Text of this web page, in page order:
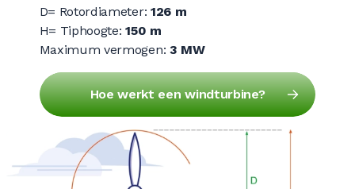
D= Rotordiameter: 126 m
H= Tiphoogte:150 m
Maximum vermogen: 3 MW
Hoe werkt een windturbine?